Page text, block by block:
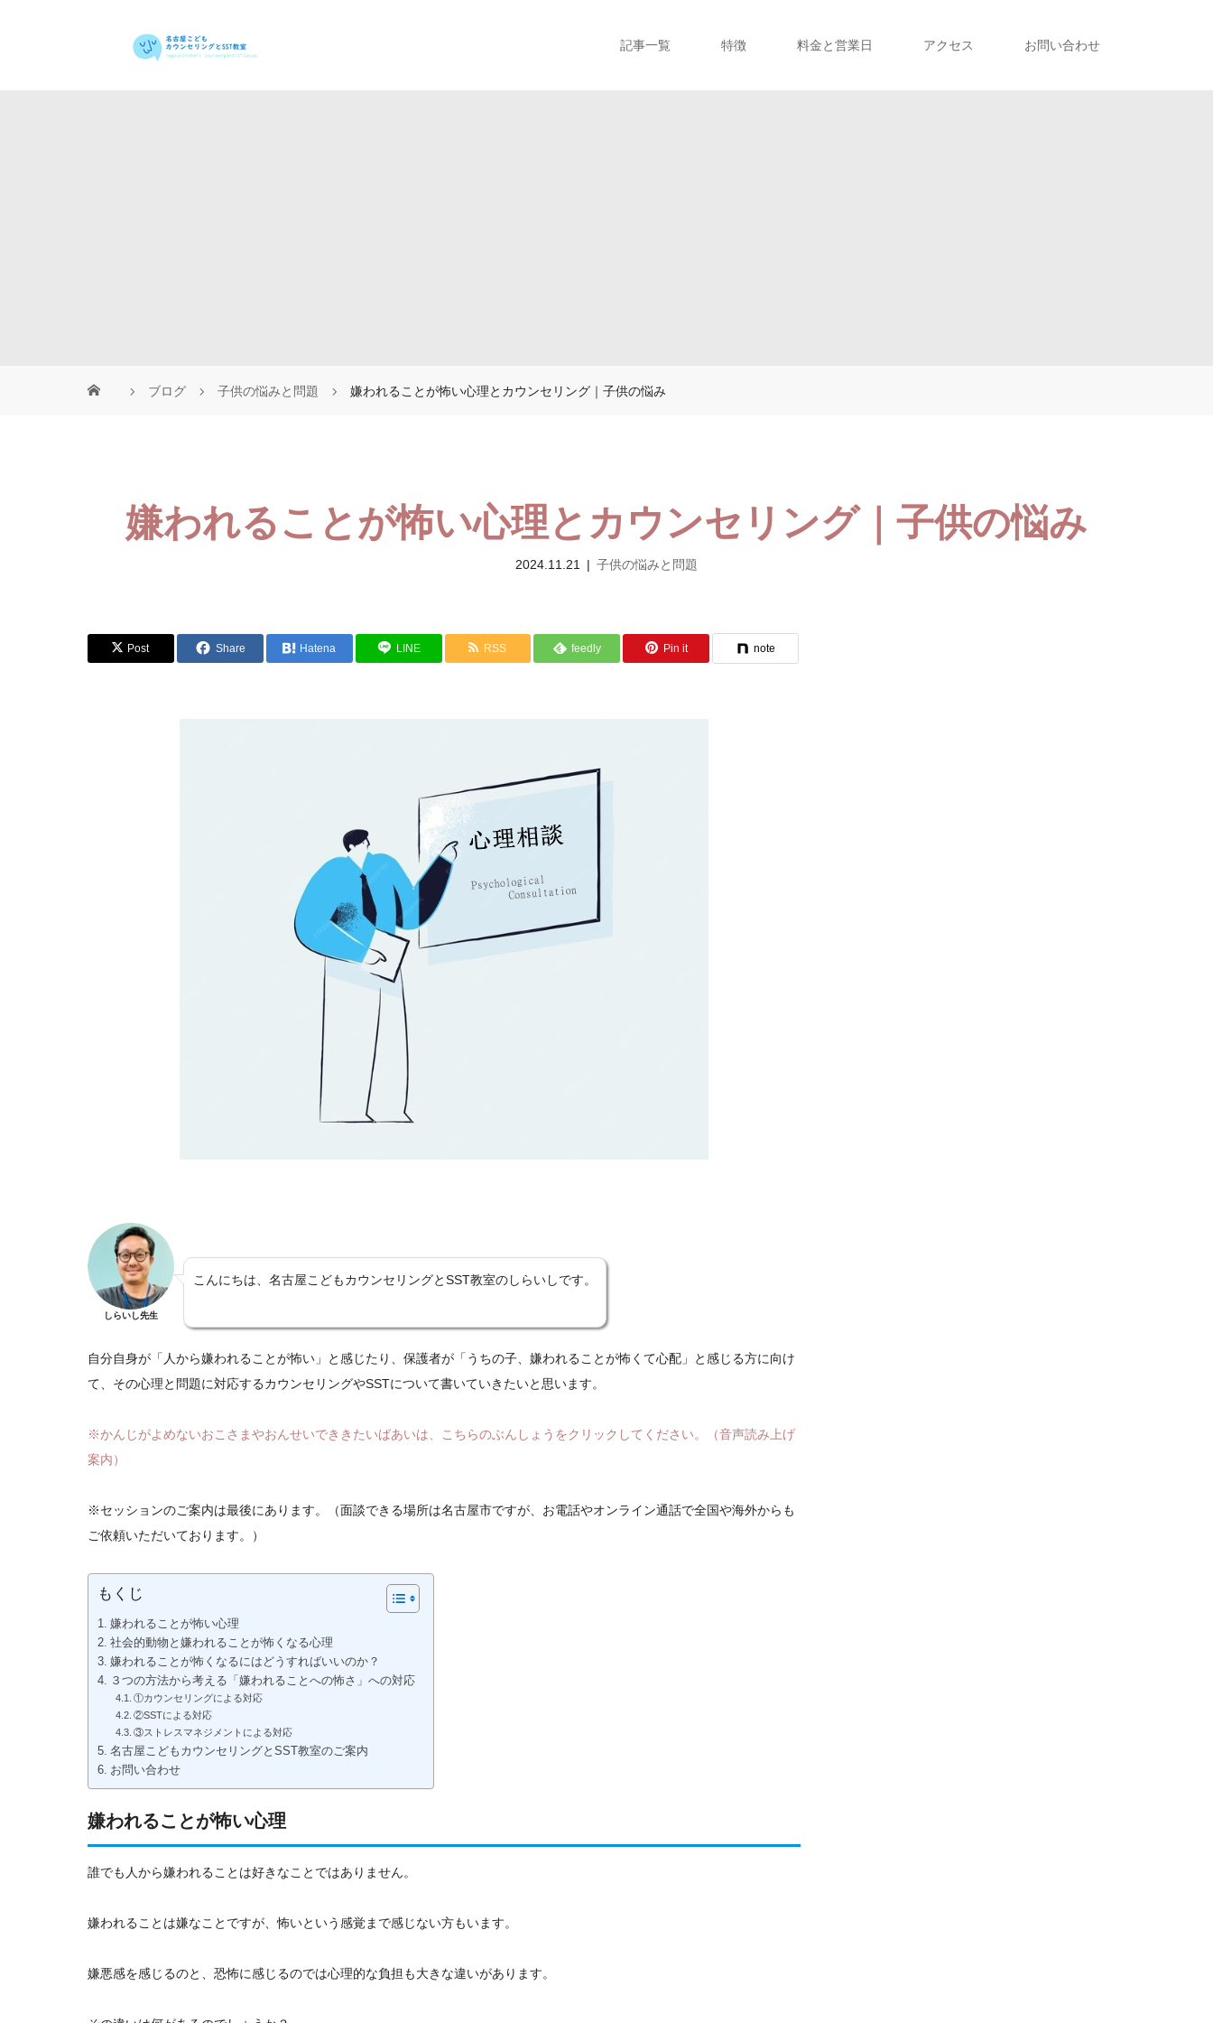
記事一覧 特徴 料金と営業日 アクセス お問い合わせ
ブログ 子供の悩みと問題 嫌われることが怖い心理とカウンセリング｜子供の悩み
嫌われることが怖い心理とカウンセリング｜子供の悩み
2024.11.21 子供の悩みと問題
Post Share Hatena LINE RSS feedly Pin it note
しらいし先生
こんにちは、名古屋こどもカウンセリングとSST教室のしらいしです。
自分自身が「人から嫌われることが怖い」と感じたり、保護者が「うちの子、嫌われることが怖くて心配」と感じる方に向け
て、その心理と問題に対応するカウンセリングやSSTについて書いていきたいと思います。
※かんじがよめないおこさまやおんせいでききたいばあいは、こちらのぶんしょうをクリックしてください。（音声読み上げ
案内）
※セッションのご案内は最後にあります。（面談できる場所は名古屋市ですが、お電話やオンライン通話で全国や海外からも
ご依頼いただいております。）
もくじ
嫌われることが怖い心理
社会的動物と嫌われることが怖くなる心理
嫌われることが怖くなるにはどうすればいいのか？
３つの方法から考える「嫌われることへの怖さ」への対応
①カウンセリングによる対応
②SSTによる対応
③ストレスマネジメントによる対応
名古屋こどもカウンセリングとSST教室のご案内
お問い合わせ
嫌われることが怖い心理
誰でも人から嫌われることは好きなことではありません。
嫌われることは嫌なことですが、怖いという感覚まで感じない方もいます。
嫌悪感を感じるのと、恐怖に感じるのでは心理的な負担も大きな違いがあります。